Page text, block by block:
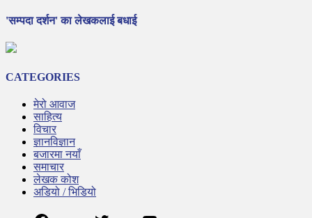
'सम्पदा दर्शन' का लेखकलाई बधाई
CATEGORIES
मेरो आवाज
साहित्य
विचार
ज्ञानविज्ञान
बजारमा नयाँ
समाचार
लेखक कोश
अडियो / भिडियो